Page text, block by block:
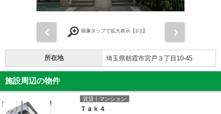
画像タップで拡大表示【1/1】
所在地 埼玉県朝霞市宮戸３丁目10-45
施設周辺の物件
賃貸｜マンション
Ｔａｋ４